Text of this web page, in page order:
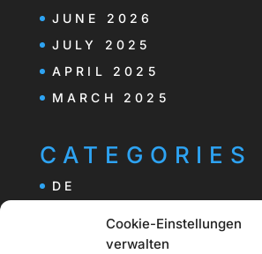
Cookie-Einstellungen
verwalten
JUNE 2026
JULY 2025
APRIL 2025
MARCH 2025
CATEGORIES
DE